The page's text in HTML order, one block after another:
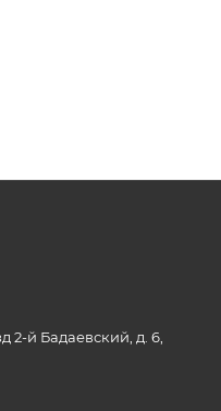
2-й Бадаевский, д. 6,